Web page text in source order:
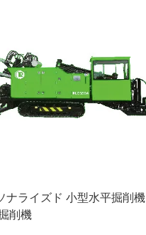
ナライズド 小型水平掘削機
削機